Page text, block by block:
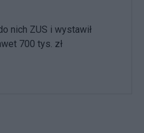
nich ZUS i wystawił
700 tys. zł